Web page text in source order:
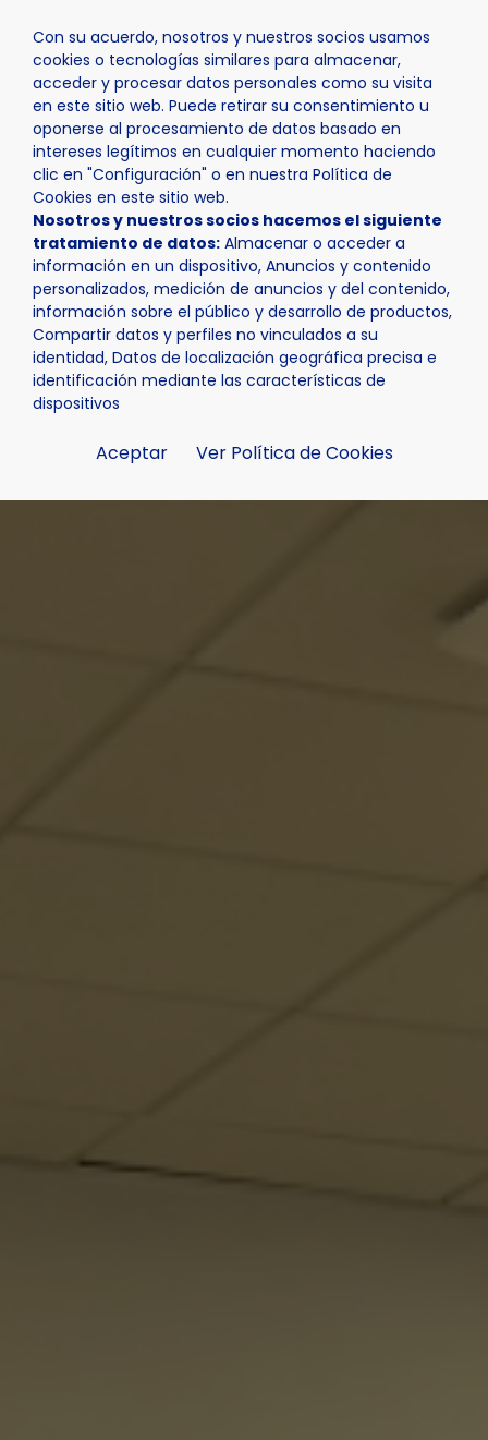
Con su acuerdo, nosotros y nuestros socios usamos
cookies o tecnologías similares para almacenar,
acceder y procesar datos personales como su visita
en este sitio web. Puede retirar su consentimiento u
oponerse al procesamiento de datos basado en
intereses legítimos en cualquier momento haciendo
clic en "Configuración" o en nuestra Política de
Cookies en este sitio web.
Nosotros y nuestros socios hacemos el siguiente
tratamiento de datos: Almacenar o acceder a
información en un dispositivo, Anuncios y contenido
personalizados, medición de anuncios y del contenido,
información sobre el público y desarrollo de productos,
Compartir datos y perfiles no vinculados a su
identidad, Datos de localización geográfica precisa e
identificación mediante las características de
dispositivos
Aceptar Ver Política de Cookies
Inicio Actualidad Noticias Noticia - 38 personas